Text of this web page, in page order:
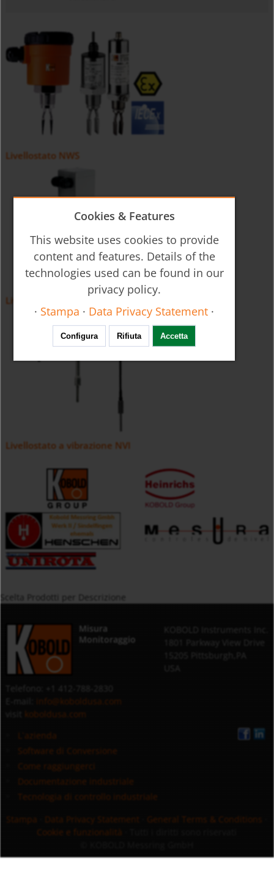
Livellostato NWS
Livellostato a vibrazione NSV
Livellostato a vibrazione NVI
Misura
Monitoraggio
info@koboldusa.com
koboldusa.com
L`azienda
Software di Conversione
Come raggiungerci
Documentazione industriale
Tecnologia di controllo industriale
Stampa
Data Privacy Statement General Terms & Conditions
Cookie e funzionalità
Cookies & Features
This website uses cookies to provide
content and features. Details of the
technologies used can be found in our
privacy policy.
· Stampa · Data Privacy Statement ·
Configura Rifiuta Accetta